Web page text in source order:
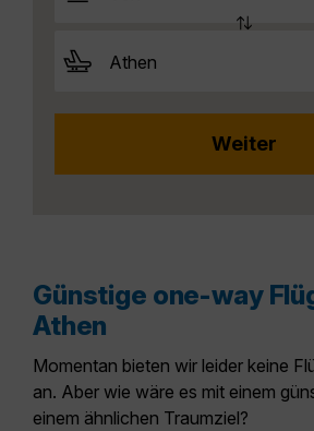
Günstige one-way
Athen
Momentan bieten wir leider keine
an. Aber wie wäre es mit einem
einem ähnlichen Traumziel?